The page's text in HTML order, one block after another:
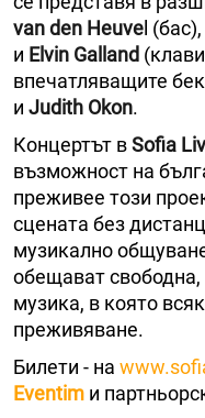
van den Heuve l (бас),
и Elvin Galland
впечатляващите
и Judith Okon.
Концертът вSofia
възможност на
преживее този
сцената без
музикално
обещават
музика, в която
преживяване.
Билети - на
Eventim и